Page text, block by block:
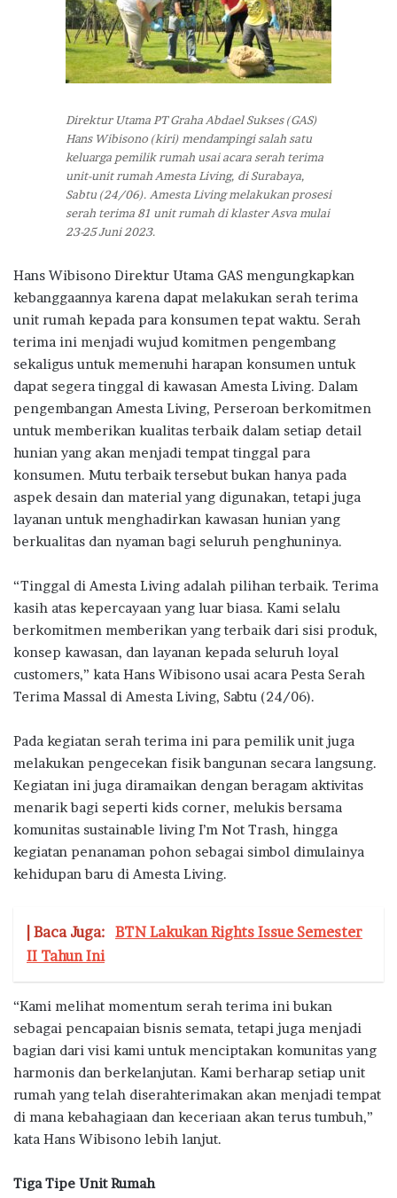
Direktur Utama PT Graha Abdael Sukses (GAS)
Hans Wibisono (kiri) mendampingi salah satu
keluarga pemilik rumah usai acara serah terima
unit-unit rumah Amesta Living, di Surabaya,
Sabtu (24/06). Amesta Living melakukan prosesi
serah terima 81 unit rumah di klaster Asva mulai
23-25 Juni 2023.
Hans Wibisono Direktur Utama GAS mengungkapkan
kebanggaannya karena dapat melakukan serah terima
unit rumah kepada para konsumen tepat waktu. Serah
terima ini menjadi wujud komitmen pengembang
sekaligus untuk memenuhi harapan konsumen untuk
dapat segera tinggal di kawasan Amesta Living. Dalam
pengembangan Amesta Living, Perseroan berkomitmen
untuk memberikan kualitas terbaik dalam setiap detail
hunian yang akan menjadi tempat tinggal para
konsumen. Mutu terbaik tersebut bukan hanya pada
aspek desain dan material yang digunakan, tetapi juga
layanan untuk menghadirkan kawasan hunian yang
berkualitas dan nyaman bagi seluruh penghuninya.
“Tinggal di Amesta Living adalah pilihan terbaik. Terima
kasih atas kepercayaan yang luar biasa. Kami selalu
berkomitmen memberikan yang terbaik dari sisi produk,
konsep kawasan, dan layanan kepada seluruh loyal
customers,” kata Hans Wibisono usai acara Pesta Serah
Terima Massal di Amesta Living, Sabtu (24/06).
Pada kegiatan serah terima ini para pemilik unit juga
melakukan pengecekan fisik bangunan secara langsung.
Kegiatan ini juga diramaikan dengan beragam aktivitas
menarik bagi seperti kids corner, melukis bersama
komunitas sustainable living I’m Not Trash, hingga
kegiatan penanaman pohon sebagai simbol dimulainya
kehidupan baru di Amesta Living.
| Baca Juga: BTN Lakukan Rights Issue Semester
II Tahun Ini
“Kami melihat momentum serah terima ini bukan
sebagai pencapaian bisnis semata, tetapi juga menjadi
bagian dari visi kami untuk menciptakan komunitas yang
harmonis dan berkelanjutan. Kami berharap setiap unit
rumah yang telah diserahterimakan akan menjadi tempat
di mana kebahagiaan dan keceriaan akan terus tumbuh,”
kata Hans Wibisono lebih lanjut.
Tiga Tipe Unit Rumah